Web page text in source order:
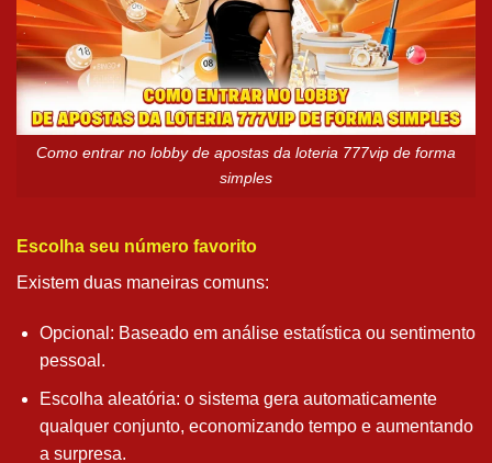
Como entrar no lobby de apostas da loteria 777vip de forma
simples
Escolha seu número favorito
Existem duas maneiras comuns:
Opcional: Baseado em análise estatística ou sentimento
pessoal.
Escolha aleatória: o sistema gera automaticamente
qualquer conjunto, economizando tempo e aumentando
a surpresa.